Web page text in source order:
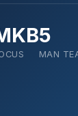
5
MAN